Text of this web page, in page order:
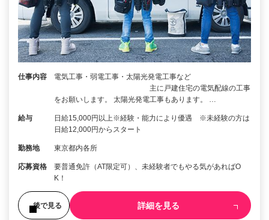
仕事内容
電気工事・弱電工事・太陽光発電工事など
主に戸建住宅の電気配線の工事
をお願いします。 太陽光発電工事もあります。 …
給与
日給15,000円以上※経験・能力により優遇 ※未経験の方は
日給12,000円からスタート
勤務地 東京都内各所
応募資格
要普通免許（AT限定可）、未経験者でもやる気があればO
K！
後で見る 詳細を見る